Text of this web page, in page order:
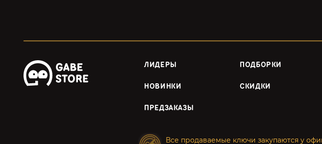
ЛИДЕРЫ ПОДБОРКИ
НОВИНКИ СКИДКИ
ПРЕДЗАКАЗЫ
Все продаваемые ключи закупаются у